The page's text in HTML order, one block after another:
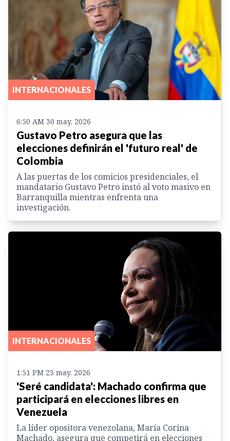
INTERNACIONALES
6:50 AM 30 may. 2026
Gustavo Petro asegura que las
elecciones definirán el 'futuro real' de
Colombia
A las puertas de los comicios presidenciales, el
mandatario Gustavo Petro instó al voto masivo en
Barranquilla mientras enfrenta una
investigación.
INTERNACIONALES
1:51 PM 23 may. 2026
'Seré candidata': Machado confirma que
participará en elecciones libres en
Venezuela
La líder opositora venezolana, María Corina
Machado, asegura que competirá en elecciones